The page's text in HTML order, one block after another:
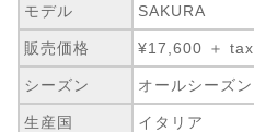
モデル SAKURA
販売価格 ¥17,600 ＋ tax
シーズン オールシーズン
生産国 イタリア